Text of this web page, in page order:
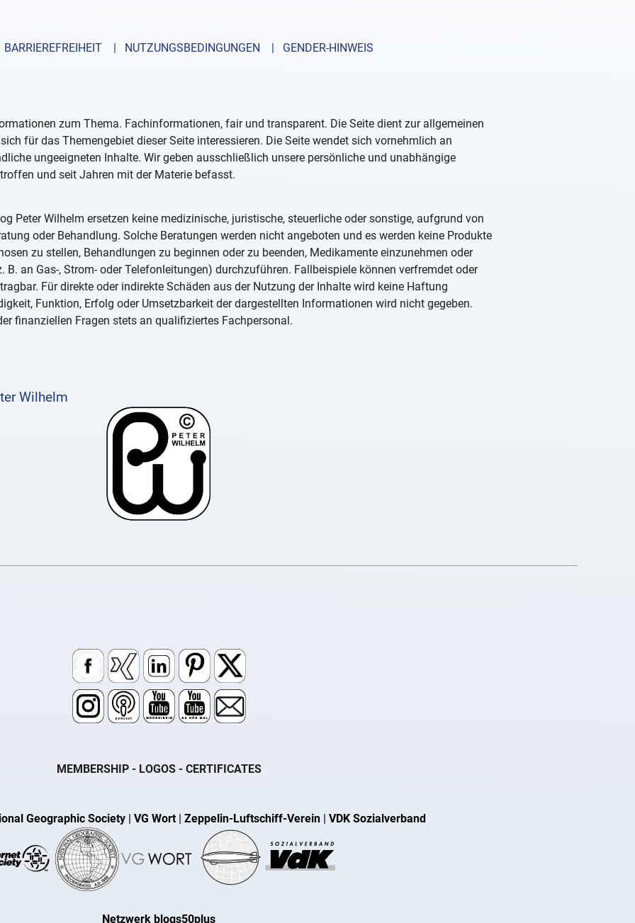
| NUTZUNGSBEDINGUNGEN | GENDER-HINWEIS
zum Thema. Fachinformationen, fair und transparent. Die Seite dient zur allgemeinen
für das Themengebiet dieser Seite interessieren. Die Seite wendet sich vornehmlich an
ungeeigneten Inhalte. Wir geben ausschließlich unsere persönliche und unabhängige
und seit Jahren mit der Materie befasst.
Peter Wilhelm ersetzen keine medizinische, juristische, steuerliche oder sonstige, aufgrund von
oder Behandlung. Solche Beratungen werden nicht angeboten und es werden keine Produkte
zu stellen, Behandlungen zu beginnen oder zu beenden, Medikamente einzunehmen oder
an Gas-, Strom- oder Telefonleitungen) durchzuführen. Fallbeispiele können verfremdet oder
Für direkte oder indirekte Schäden aus der Nutzung der Inhalte wird keine Haftung
Funktion, Erfolg oder Umsetzbarkeit der dargestellten Informationen wird nicht gegeben.
finanziellen Fragen stets an qualifiziertes Fachpersonal.
Wilhelm
MEMBERSHIP - LOGOS - CERTIFICATES
Geographic Society | VG Wort| Zeppelin-Luftschiff-Verein | VDK Sozialverband
Netzwerk blogs50plus